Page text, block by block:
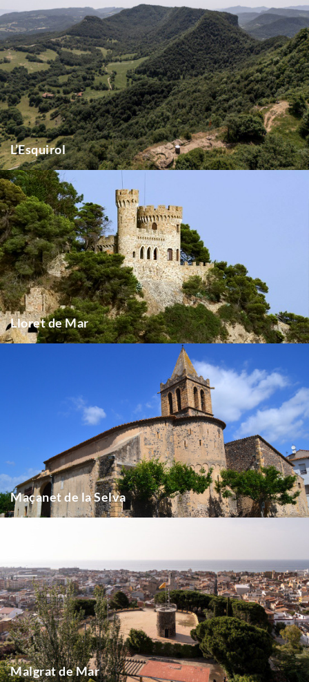
L’Esquirol
Lloret de Mar
Maçanet de la Selva
Malgrat de Mar